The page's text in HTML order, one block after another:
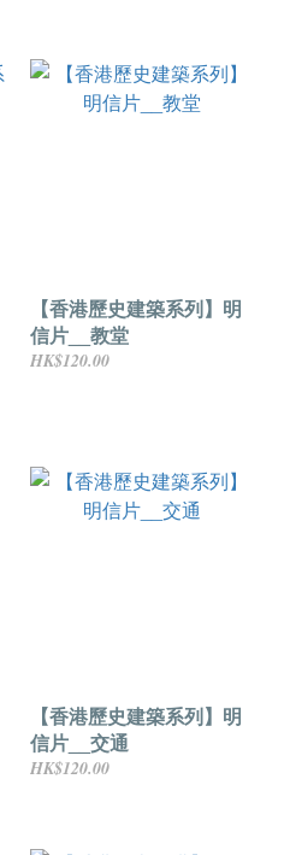
【香港歷史建築系列】明
信片__教堂
HK$120.00
【香港歷史建築系列】明
信片__交通
HK$120.00